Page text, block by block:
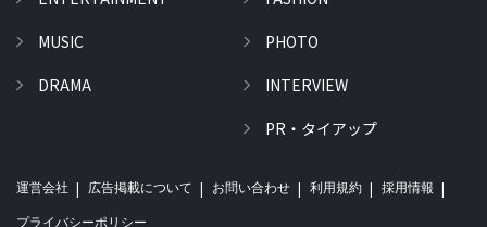
MUSIC
DRAMA
PHOTO
INTERVIEW
PR・タイアップ
運営会社 広告掲載について お問い合わせ 利用規約 採用情報
プライバシーポリシー